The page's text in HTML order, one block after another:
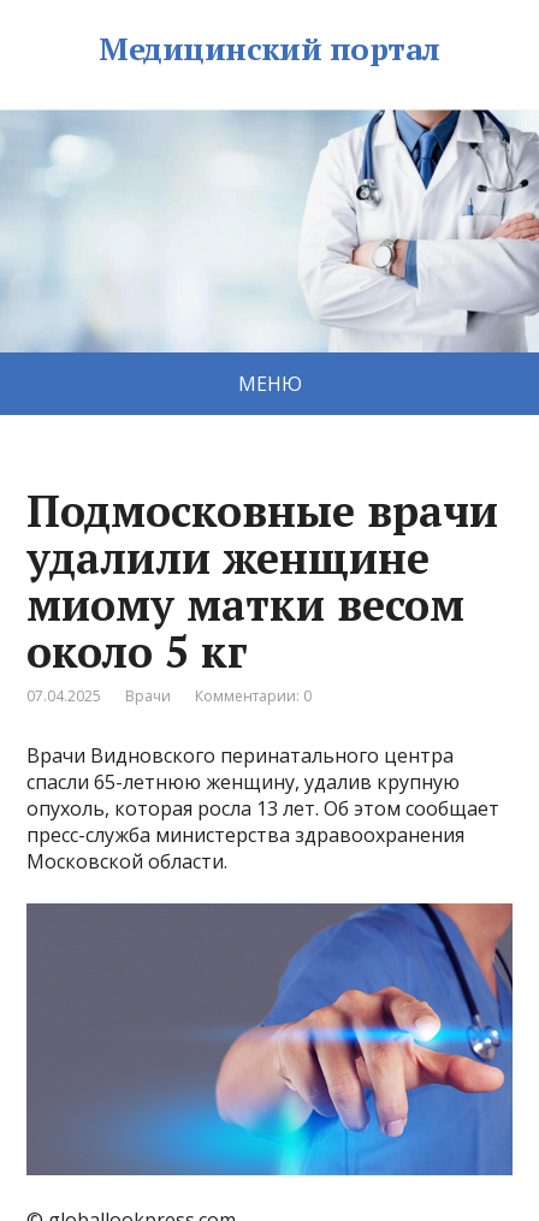
Медицинский портал
МЕНЮ
Подмосковные врачи
удалили женщине
миому матки весом
около 5 кг
07.04.2025 Врачи Комментарии: 0
Врачи Видновского перинатального центра
спасли 65-летнюю женщину, удалив крупную
опухоль, которая росла 13 лет. Об этом сообщает
пресс-служба министерства здравоохранения
Московской области.